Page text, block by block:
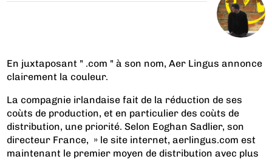
En juxtaposant " .com " à son nom, Aer Lingus annonce
clairement la couleur.
La compagnie irlandaise fait de la réduction de ses
coùts de production, et en particulier des coùts de
distribution, une priorité. Selon Eoghan Sadlier, son
directeur France, » le site internet, aerlingus.com est
maintenant le premier moyen de distribution avec plus